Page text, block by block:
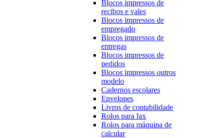
Blocos impressos de
recibos e vales
Blocos impressos de
empregado
Blocos impressos de
entregas
Blocos impressos de
pedidos
Blocos impressos outros
modelo
Cadernos escolares
Envelopes
Livros de contabilidade
Rolos para fax
Rolos para máquina de
calcular